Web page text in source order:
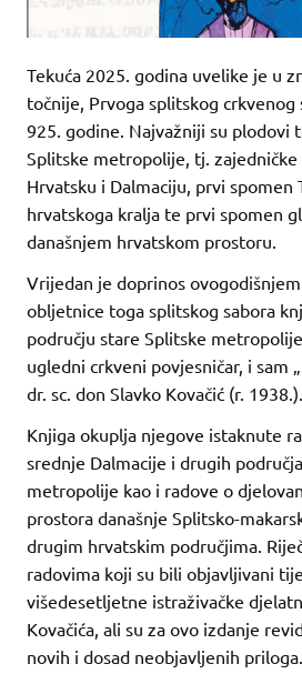
Tekuća 2025. godina uvelike je u
točnije, Prvoga splitskog crkvenog
925. godine. Najvažniji su plodovi
Splitske metropolije, tj.
Hrvatsku i Dalmaciju, prvi spomen
hrvatskoga kralja te prvi spomen
današnjem hrvatskom prostoru.
Vrijedan je doprinos
obljetnice toga splitskog sabora
području stare Splitske
ugledni crkveni povjesničar, i sam
dr. sc. don Slavko Kovačić (r. 1938.).
Knjiga okuplja njegove istaknute
srednje Dalmacije i drugih
metropolije kao i radove o
prostora današnje Splitsko-
drugim hrvatskim područjima.
radovima koji su bili objavljivani
višedesetljetne istraživačke
Kovačića, ali su za ovo izdanje
novih i dosad neobjavljenih priloga.